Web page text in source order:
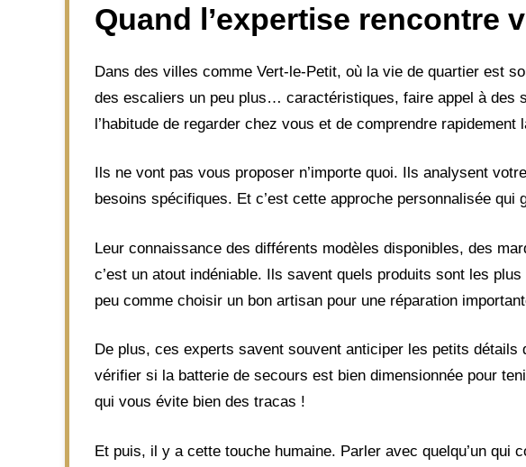
Quand l’expertise rencontre
Dans des villes comme Vert-le-Petit, où la vie de quartier est
des escaliers un peu plus… caractéristiques, faire appel à des
l’habitude de regarder chez vous et de comprendre
Ils ne vont pas vous proposer n’importe quoi. Ils analysent
besoins spécifiques. Et c’est cette approche personnalisée qui
Leur connaissance des différents modèles disponibles, des
c’est un atout indéniable. Ils savent quels produits sont les
peu comme choisir un bon artisan pour une réparation
De plus, ces experts savent souvent anticiper les petits
vérifier si la batterie de secours est bien dimensionnée pour
qui vous évite bien des tracas !
Et puis, il y a cette touche humaine. Parler avec quelqu’un qui